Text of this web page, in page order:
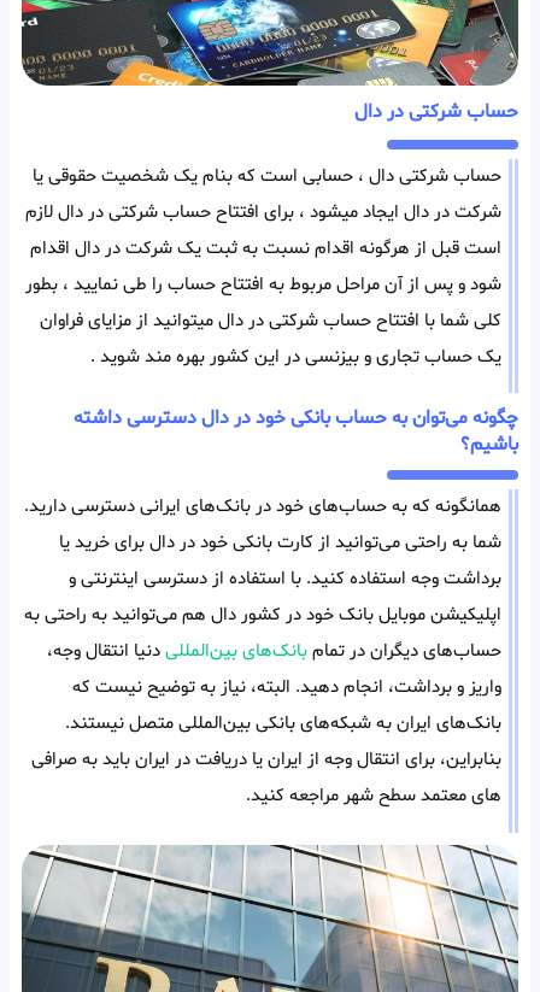
حساب شرکتی در دال
حساب شرکتی دال ، حسابی است که بنام یک شخصیت حقوقی یا
شرکت در دال ایجاد میشود ، برای افتتاح حساب شرکتی در دال لازم
است قبل از هرگونه اقدام نسبت به ثبت یک شرکت در دال اقدام
شود و پس از آن مراحل مربوط به افتتاح حساب را طی نمایید ، بطور
کلی شما با افتتاح حساب شرکتی در دال میتوانید از مزایای فراوان
یک حساب تجاری و بیزنسی در این کشور بهره مند شوید .
چگونه می‌توان به حساب بانکی خود در دال دسترسی داشته
باشیم؟
همانگونه که به حساب‌های خود در بانک‌های ایرانی دسترسی دارید.
شما به راحتی می‌توانید از کارت بانکی خود در دال برای خرید یا
برداشت وجه استفاده کنید. با استفاده از دسترسی اینترنتی و
اپلیکیشن موبایل بانک خود در کشور دال هم می‌توانید به راحتی به
حساب‌های دیگران در تمامبانک‌های بین‌المللیدنیا انتقال وجه،
واریز و برداشت، انجام دهید. البته، نیاز به توضیح نیست که
بانک‌های ایران به شبکه‌های بانکی بین‌المللی متصل نیستند.
بنابراین، برای انتقال وجه از ایران یا دریافت در ایران باید به صرافی
های معتمد سطح شهر مراجعه کنید.